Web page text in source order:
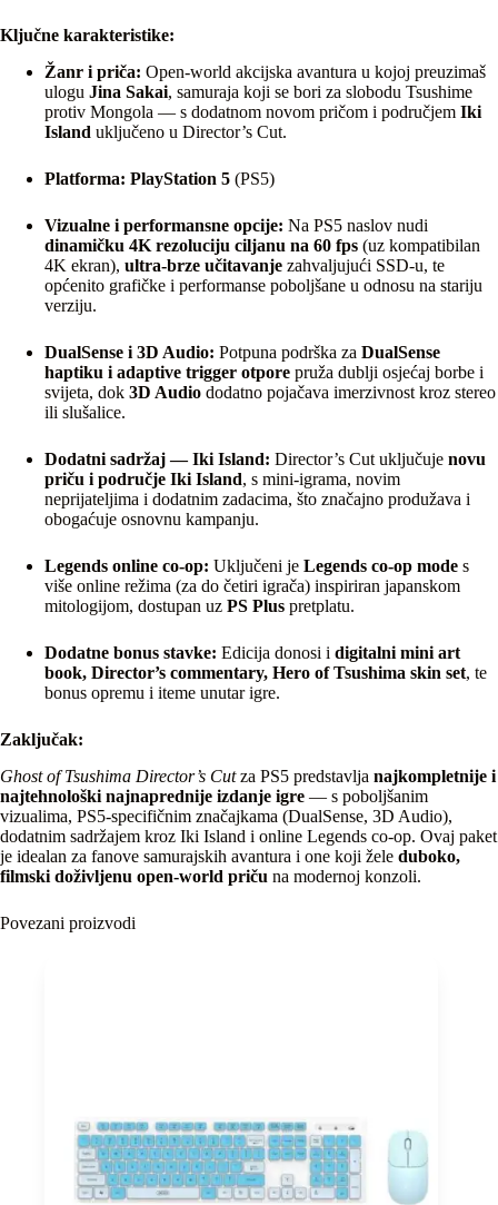
Ključne karakteristike:
Žanr i priča: Open-world akcijska avantura u kojoj preuzimaš
ulogu Jina Sakai, samuraja koji se bori za slobodu Tsushime
protiv Mongola — s dodatnom novom pričom i područjem Iki
Island uključeno u Director’s Cut.
Platforma: PlayStation 5 (PS5)
Vizualne i performansne opcije: Na PS5 naslov nudi
dinamičku 4K rezoluciju ciljanu na 60 fps (uz kompatibilan
4K ekran), ultra-brze učitavanje zahvaljujući SSD-u, te
općenito grafičke i performanse poboljšane u odnosu na stariju
verziju.
DualSense i 3D Audio: Potpuna podrška za DualSense
haptiku i adaptive trigger otpore pruža dublji osjećaj borbe i
svijeta, dok 3D Audio dodatno pojačava imerzivnost kroz stereo
ili slušalice.
Dodatni sadržaj — Iki Island: Director’s Cut uključuje novu
priču i područje Iki Island, s mini-igrama, novim
neprijateljima i dodatnim zadacima, što značajno produžava i
obogaćuje osnovnu kampanju.
Legends online co-op: Uključeni je Legends co-op mode s
više online režima (za do četiri igrača) inspiriran japanskom
mitologijom, dostupan uz PS Plus pretplatu.
Dodatne bonus stavke: Edicija donosi i digitalni mini art
book, Director’s commentary, Hero of Tsushima skin set, te
bonus opremu i iteme unutar igre.
Zaključak:
Ghost of Tsushima Director’s Cutza PS5 predstavlja najkompletnije i
najtehnološki najnaprednije izdanje igre — s poboljšanim
vizualima, PS5-specifičnim značajkama (DualSense, 3D Audio),
dodatnim sadržajem kroz Iki Island i online Legends co-op. Ovaj paket
je idealan za fanove samurajskih avantura i one koji žele duboko,
filmski doživljenu open-world priču na modernoj konzoli.
Povezani proizvodi